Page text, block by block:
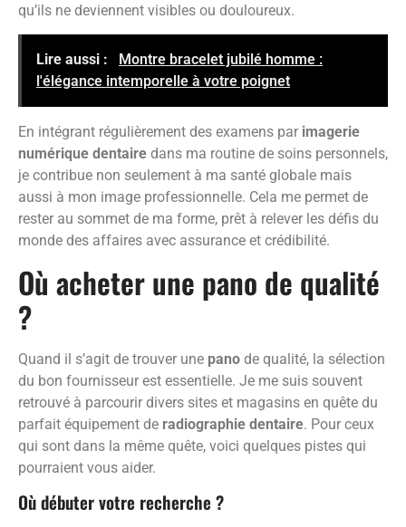
qu’ils ne deviennent visibles ou douloureux.
Lire aussi :
Montre bracelet jubilé homme :
l'élégance intemporelle à votre poignet
En intégrant régulièrement des examens par imagerie
numérique dentaire dans ma routine de soins personnels,
je contribue non seulement à ma santé globale mais
aussi à mon image professionnelle. Cela me permet de
rester au sommet de ma forme, prêt à relever les défis du
monde des affaires avec assurance et crédibilité.
Où acheter une pano de qualité
?
Quand il s’agit de trouver une pano de qualité, la sélection
du bon fournisseur est essentielle. Je me suis souvent
retrouvé à parcourir divers sites et magasins en quête du
parfait équipement de radiographie dentaire. Pour ceux
qui sont dans la même quête, voici quelques pistes qui
pourraient vous aider.
Où débuter votre recherche ?